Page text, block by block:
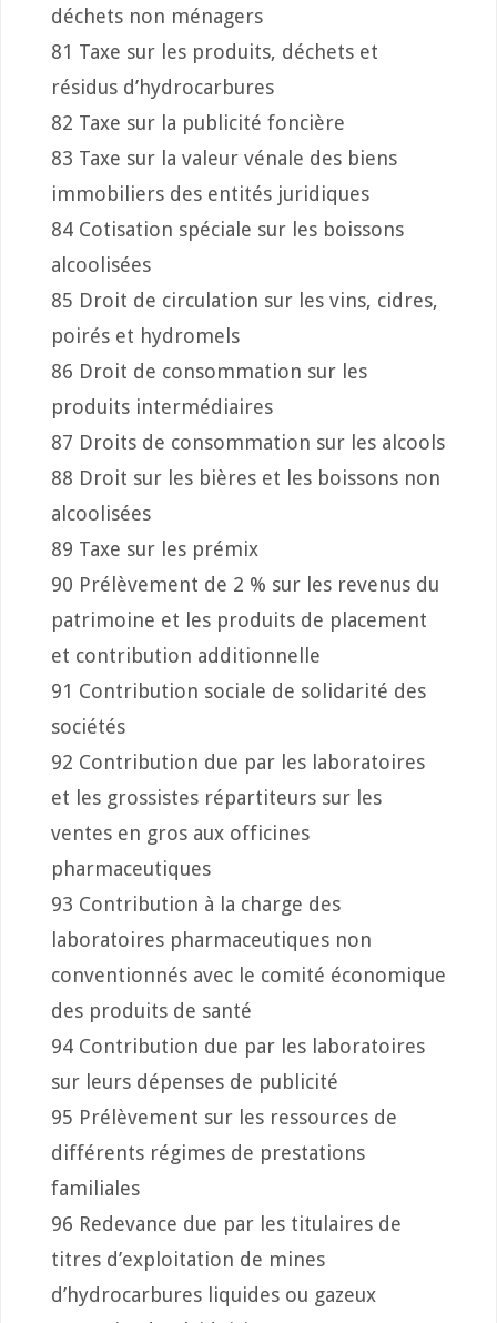
déchets non ménagers
81 Taxe sur les produits, déchets et
résidus d’hydrocarbures
82 Taxe sur la publicité foncière
83 Taxe sur la valeur vénale des biens
immobiliers des entités juridiques
84 Cotisation spéciale sur les boissons
alcoolisées
85 Droit de circulation sur les vins, cidres,
poirés et hydromels
86 Droit de consommation sur les
produits intermédiaires
87 Droits de consommation sur les alcools
88 Droit sur les bières et les boissons non
alcoolisées
89 Taxe sur les prémix
90 Prélèvement de 2 % sur les revenus du
patrimoine et les produits de placement
et contribution additionnelle
91 Contribution sociale de solidarité des
sociétés
92 Contribution due par les laboratoires
et les grossistes répartiteurs sur les
ventes en gros aux officines
pharmaceutiques
93 Contribution à la charge des
laboratoires pharmaceutiques non
conventionnés avec le comité économique
des produits de santé
94 Contribution due par les laboratoires
sur leurs dépenses de publicité
95 Prélèvement sur les ressources de
différents régimes de prestations
familiales
96 Redevance due par les titulaires de
titres d’exploitation de mines
d’hydrocarbures liquides ou gazeux